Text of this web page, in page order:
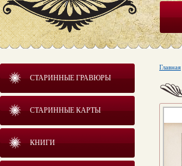
СТАРИННЫЕ ГРАВЮРЫ
СТАРИННЫЕ КАРТЫ
КНИГИ
Главная